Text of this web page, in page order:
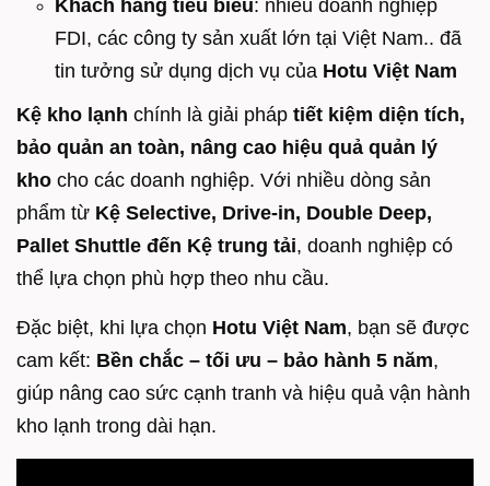
Khách hàng tiêu biểu: nhiều doanh nghiệp
FDI, các công ty sản xuất lớn tại Việt Nam.. đã
tin tưởng sử dụng dịch vụ của Hotu Việt Nam
Kệ kho lạnh chính là giải pháp tiết kiệm diện tích,
bảo quản an toàn, nâng cao hiệu quả quản lý
kho cho các doanh nghiệp. Với nhiều dòng sản
phẩm từ Kệ Selective, Drive-in, Double Deep,
Pallet Shuttle đến Kệ trung tải, doanh nghiệp có
thể lựa chọn phù hợp theo nhu cầu.
Đặc biệt, khi lựa chọn Hotu Việt Nam, bạn sẽ được
cam kết: Bền chắc – tối ưu – bảo hành 5 năm,
giúp nâng cao sức cạnh tranh và hiệu quả vận hành
kho lạnh trong dài hạn.